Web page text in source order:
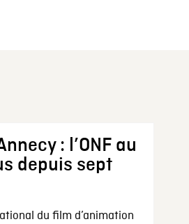
: l’ONF au
depuis sept
du film d’animation